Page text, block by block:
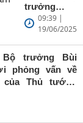
trưởng
Ngoại giao
Bùi Thanh
Sơn: Nhà
báo trẻ cần
giữ vững
'tâm trong,
09:39 |
19/06/2025
trưởng Bùi
phỏng vấn về
Thủ tướng
Pháp và